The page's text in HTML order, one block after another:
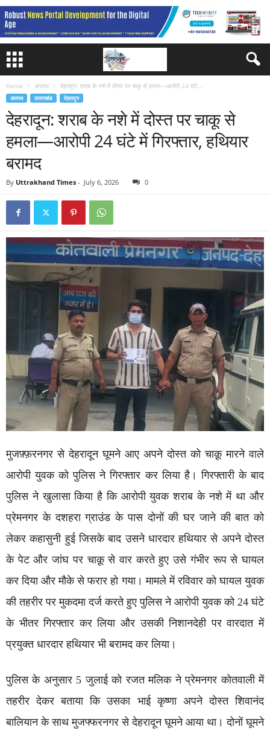
Home अपराध देहरादून: शराब के नशे में दोस्त पर चाकू से हमला—आरोपी 24 घंटे...
अपराध उत्तराखंड देहरादून
देहरादून: शराब के नशे में दोस्त पर चाकू से
हमला—आरोपी 24 घंटे में गिरफ्तार, हथियार
बरामद
By Uttrakhand Times - July 6, 2026 0
मुजफ़्फ़रनगर से देहरादून घूमने आए अपने दोस्त को चाक़ू मारने वाले
आरोपी युवक को पुलिस ने गिरफ्तार कर लिया है। गिरफ्तारी के बाद
पुलिस ने खुलासा किया है कि आरोपी युवक शराब के नशे में था और
प्रेमनगर के दशहरा ग्राउंड के पास दोनों की घर जाने की बात को
लेकर कहासुनी हुई जिसके बाद उसने धारदार हथियार से अपने दोस्त
के पेट और जांघ पर चाक़ू से वार करते हुए उसे गंभीर रूप से घायल
कर दिया और मौके से फरार हो गया। मामले में रविवार को घायल युवक
की तहरीर पर मुकदमा दर्ज करते हुए पुलिस ने आरोपी युवक को 24 घंटे
के भीतर गिरफ्तार कर लिया और उसकी निशानदेही पर वारदात में
प्रयुक्त धारदार हथियार भी बरामद कर लिया।
पुलिस के अनुसार 5 जुलाई को रजत मलिक ने प्रेमनगर कोतवाली में
तहरीर देकर बताया कि उसका भाई कृष्णा अपने दोस्त शिवानंद
बालियान के साथ मुजफ्फरनगर से देहरादून घूमने आया था। दोनों घूमने